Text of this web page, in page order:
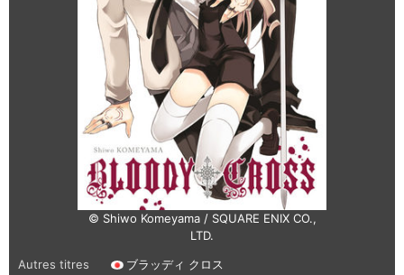
© Shiwo Komeyama / SQUARE ENIX CO.,
LTD.
Autres titres
ブラッディ クロス